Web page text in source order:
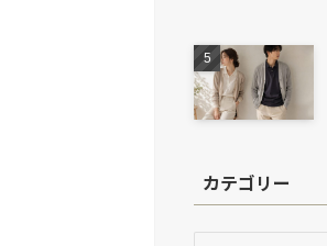
カテゴリー